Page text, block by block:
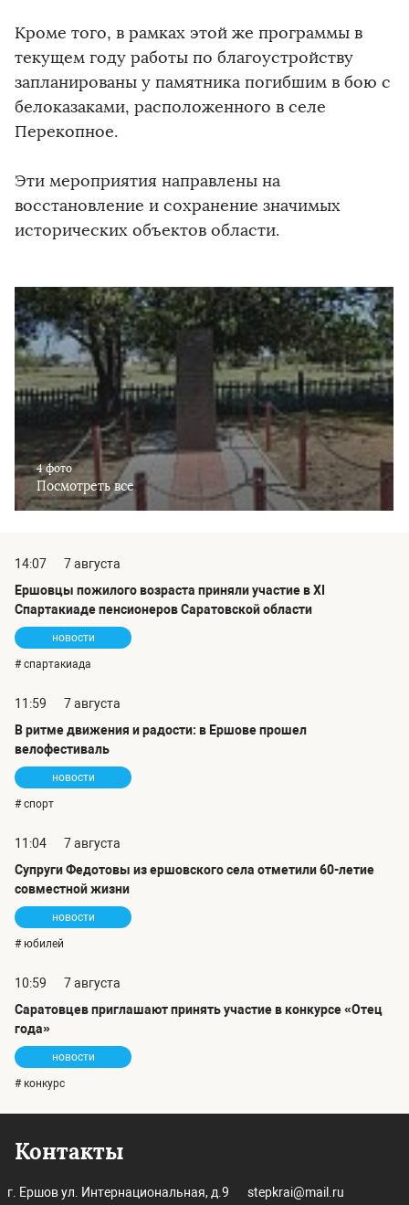
Кроме того, в рамках этой же программы в
текущем году работы по благоустройству
запланированы у памятника погибшим в бою с
белоказаками, расположенного в селе
Перекопное.
Эти мероприятия направлены на
восстановление и сохранение значимых
исторических объектов области.
4 фото
Посмотреть все
14:07
7 августа
Ершовцы пожилого возраста приняли участие в XI
Спартакиаде пенсионеров Саратовской области
новости
# спартакиада
11:59
7 августа
В ритме движения и радости: в Ершове прошел
велофестиваль
новости
# спорт
11:04
7 августа
Супруги Федотовы из ершовского села отметили 60-летие
совместной жизни
новости
# юбилей
10:59
7 августа
Саратовцев приглашают принять участие в конкурсе «Отец
года»
новости
# конкурс
Контакты
г. Ершов ул. Интернациональная, д.9 stepkrai@mail.ru